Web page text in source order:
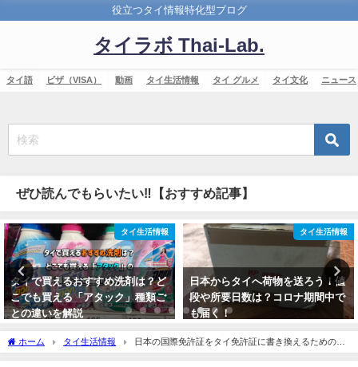
役立つタイ情報特化型ブログ
タイラボ Thai-Lab.
タイ語 ビザ（VISA） 動画 タイ生活情報 タイ グルメ タイ文化 ニュース
ぜひ読んでもらいたい‼【おすすめ記事】
タイ生活情報
タイで買えるおすすめ洗剤は？ど
こでも買える「アタック」種類ご
との違いを解説
タイ生活情報
日本からタイへ荷物を送ろう！値
段や所要日数は？コロナ期間中で
も届く！
ホーム タイ生活情報
日本の国際免許証をタイ免許証に書き換えるための4
つのステップ